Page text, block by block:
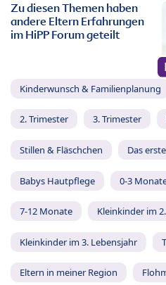
Zu diesen Themen haben
andere Eltern Erfahrungen
im HiPP Forum geteilt
Kinderwunsch & Familienplanung
2. Trimester 3. Trimester
Stillen & Fläschchen Das
Babys Hautpflege 0-3
7-12 Monate Kleinkinder im
Kleinkinder im 3. Lebensjahr
Eltern in meiner Region